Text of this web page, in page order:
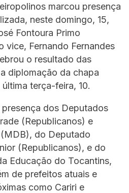
marcou presença
neste domingo, 15,
Fontoura Primo
vice, Fernando Fernandes
o resultado das
diplomação da chapa
terça-feira, 10.
dos Deputados
(Republicanos) e
do Deputado
(Republicanos), e do
Educação do Tocantins,
de prefeitos atuais e
como Cariri e